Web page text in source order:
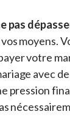
pas
moyens.
votre
avec
pression